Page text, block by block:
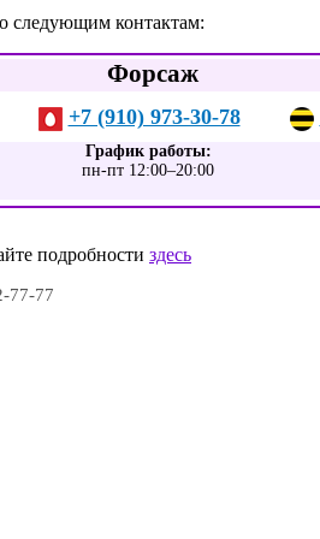
следующим контактам:
Форсаж
+7 (910) 973-30-78
График работы:
пн-пт 12:00–20:00
подробности здесь
77-77